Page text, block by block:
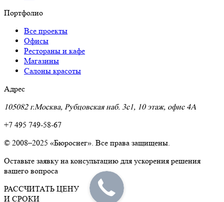
Портфолио
Все проекты
Офисы
Рестораны и кафе
Магазины
Салоны красоты
Адрес
105082 г.Москва, Рубцовская наб. 3с1, 10 этаж, офис 4A
+7 495 749-58-67
© 2008–2025 «Бюроснег». Все права защищены.
Оставьте заявку на консультацию для ускорения решения
вашего вопроса
РАССЧИТАТЬ ЦЕНУ
И СРОКИ